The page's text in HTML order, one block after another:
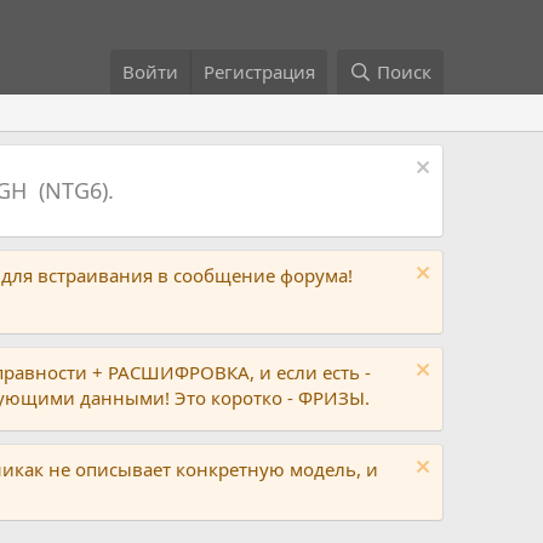
Войти Регистрация Поиск
(NTG6).
встраивания в сообщение форума!
+ РАСШИФРОВКА, и если есть -
данными! Это коротко - ФРИЗЫ.
не описывает конкретную модель, и